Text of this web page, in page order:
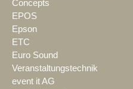
Concepts
EPOS
Epson
ETC
Euro Sound
Veranstaltungstechnik
event it AG